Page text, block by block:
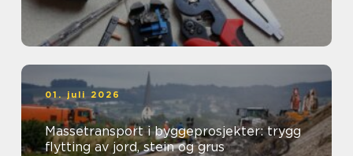
01. juli 2026
Massetransport i byggeprosjekter: trygg
flytting av jord, stein og grus